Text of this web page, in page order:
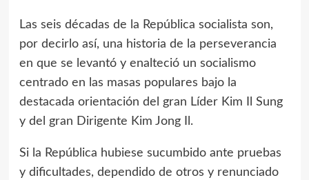
Las seis décadas de la República socialista son,
por decirlo así, una historia de la perseverancia
en que se levantó y enalteció un socialismo
centrado en las masas populares bajo la
destacada orientación del gran Líder Kim Il Sung
y del gran Dirigente Kim Jong Il .
Si la República hubiese sucumbido ante pruebas
y dificultades, dependido de otros y renunciado